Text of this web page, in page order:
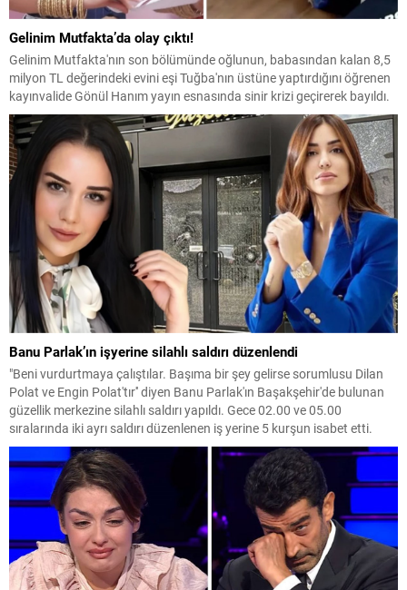
Gelinim Mutfakta’da olay çıktı!
Gelinim Mutfakta'nın son bölümünde oğlunun, babasından kalan 8,5
milyon TL değerindeki evini eşi Tuğba'nın üstüne yaptırdığını öğrenen
kayınvalide Gönül Hanım yayın esnasında sinir krizi geçirerek bayıldı.
Banu Parlak’ın işyerine silahlı saldırı düzenlendi
"Beni vurdurtmaya çalıştılar. Başıma bir şey gelirse sorumlusu Dilan
Polat ve Engin Polat'tır'' diyen Banu Parlak'ın Başakşehir'de bulunan
güzellik merkezine silahlı saldırı yapıldı. Gece 02.00 ve 05.00
sıralarında iki ayrı saldırı düzenlenen iş yerine 5 kurşun isabet etti.